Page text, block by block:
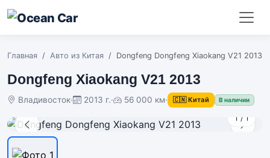
Главная Авто из Китая Dongfeng Dongfeng Xiaokang V21 2013
Dongfeng Xiaokang V21 2013
Владивосток· 2013 г.· 56 000 км· 🇨🇳 Китай В наличии
1 / 1